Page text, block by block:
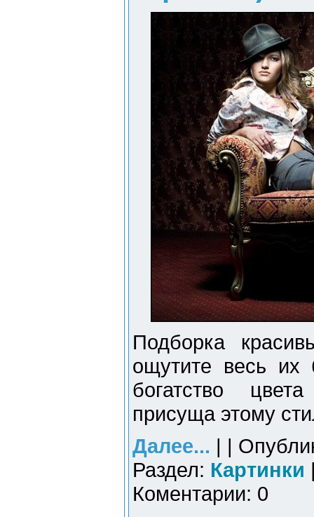
Подборка
ощутите весь их
богатство
присуща этому
Далее... | |
Раздел: Картинки
Коментарии: 0